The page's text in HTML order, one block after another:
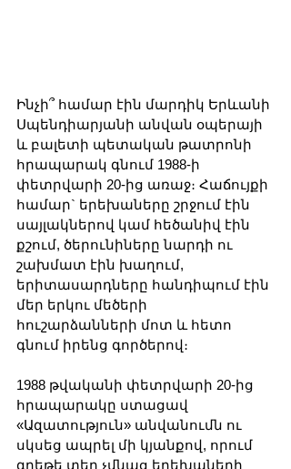
Ինչի՞ համար էին մարդիկ Երևանի
Սպենդիարյանի անվան օպերայի
և բալետի պետական թատրոնի
հրապարակ գնում 1988-ի
փետրվարի 20-ից առաջ։ Հաճույքի
համար` երեխաները շրջում էին
սայլակներով կամ հեծանիվ էին
քշում, ծերունիները նարդի ու
շախմատ էին խաղում,
երիտասարդները հանդիպում էին
մեր երկու մեծերի
հուշարձանների մոտ և հետո
գնում իրենց գործերով։
1988 թվականի փետրվարի 20-ից
հրապարակը ստացավ
«Ազատություն» անվանումն ու
սկսեց ապրել մի կյանքով, որում
գրեթե տեղ չմնաց երեխաների